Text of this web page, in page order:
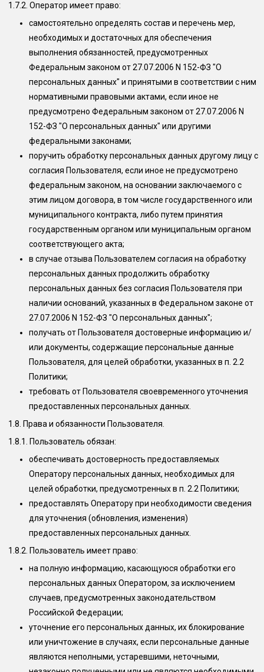
1.7.2. Оператор имеет право:
самостоятельно определять состав и перечень мер,
необходимых и достаточных для обеспечения
выполнения обязанностей, предусмотренных
Федеральным законом от 27.07.2006 N 152-ФЗ "О
персональных данных" и принятыми в соответствии с ним
нормативными правовыми актами, если иное не
предусмотрено Федеральным законом от 27.07.2006 N
152-ФЗ "О персональных данных" или другими
федеральными законами;
поручить обработку персональных данных другому лицу с
согласия Пользователя, если иное не предусмотрено
федеральным законом, на основании заключаемого с
этим лицом договора, в том числе государственного или
муниципального контракта, либо путем принятия
государственным органом или муниципальным органом
соответствующего акта;
в случае отзыва Пользователем согласия на обработку
персональных данных продолжить обработку
персональных данных без согласия Пользователя при
наличии оснований, указанных в Федеральном законе от
27.07.2006 N 152-ФЗ "О персональных данных";
получать от Пользователя достоверные информацию и/
или документы, содержащие персональные данные
Пользователя, для целей обработки, указанных в п. 2.2
Политики;
требовать от Пользователя своевременного уточнения
предоставленных персональных данных.
1.8. Права и обязанности Пользователя.
1.8.1. Пользователь обязан:
обеспечивать достоверность предоставляемых
Оператору персональных данных, необходимых для
целей обработки, предусмотренных в п. 2.2 Политики;
предоставлять Оператору при необходимости сведения
для уточнения (обновления, изменения)
предоставленных персональных данных.
1.8.2. Пользователь имеет право:
на полную информацию, касающуюся обработки его
персональных данных Оператором, за исключением
случаев, предусмотренных законодательством
Российской Федерации;
уточнение его персональных данных, их блокирование
или уничтожение в случаях, если персональные данные
являются неполными, устаревшими, неточными,